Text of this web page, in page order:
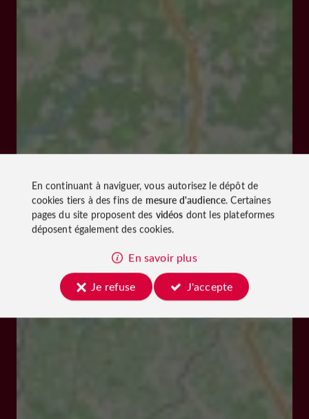
En continuant à naviguer, vous autorisez le dépôt de
cookies tiers à des fins de mesure d'audience. Certaines
pages du site proposent des vidéos dont les plateformes
déposent également des cookies.
En savoir plus
Je refuse
J'accepte